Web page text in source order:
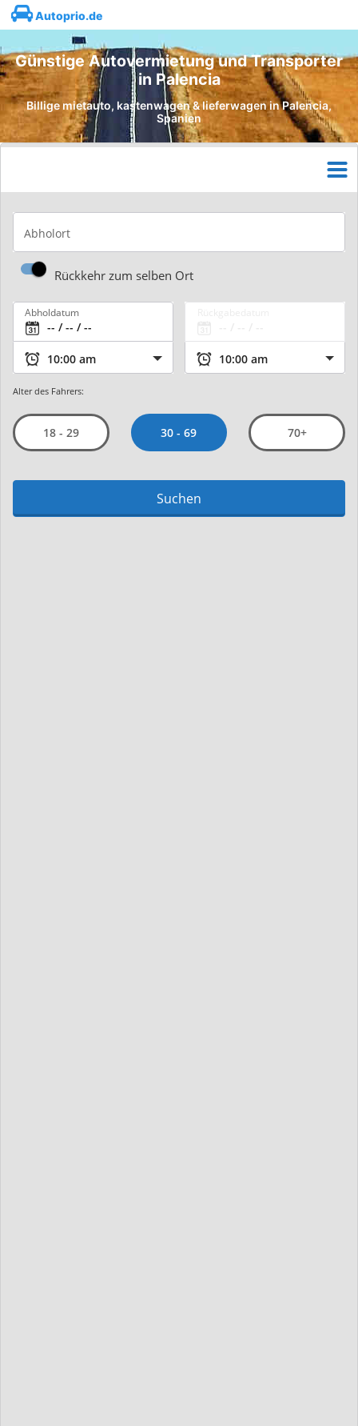
Autoprio.de
Günstige Autovermietung und Transporter
in Palencia
Billige mietauto, kastenwagen & lieferwagen in Palencia,
Spanien
Abholort
Rückkehr zum selben Ort
Abholdatum
Alter des Fahrers:
18 - 29 30 - 69 70+
Suchen